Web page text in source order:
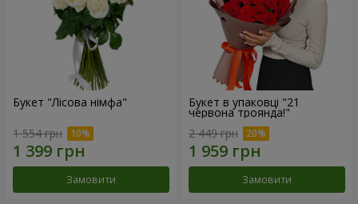
Букет "Лісова німфа"
1 554 грн
Замовити
Букет в упаковці "21
червона троянда!"
2 449 грн
Замовити